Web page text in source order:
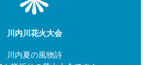
川内川花火大会
川内夏の風物詩